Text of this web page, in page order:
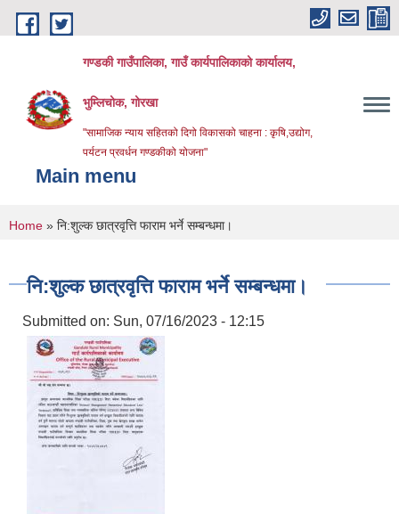
Skip to main content
गण्डकी गाउँपालिका, गाउँ कार्यपालिकाको कार्यालय,
भुम्लिचोक, गोरखा
"सामाजिक न्याय सहितको दिगो विकासको चाहना : कृषि,उद्योग,
पर्यटन प्रवर्धन गण्डकीको योजना"
Main menu
You are here
Home » नि:शुल्क छात्रवृत्ति फाराम भर्ने सम्बन्धमा।
नि:शुल्क छात्रवृत्ति फाराम भर्ने सम्बन्धमा।
Submitted on: Sun, 07/16/2023 - 12:15